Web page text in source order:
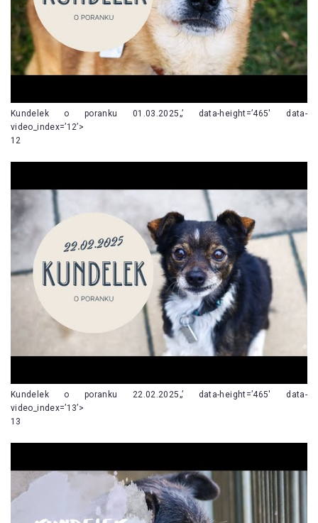
Kundelek o poranku 01.03.2025„’ data-height=’465′ data-
video_index=’12’>
12
Kundelek o poranku 22.02.2025„’ data-height=’465′ data-
video_index=’13’>
13